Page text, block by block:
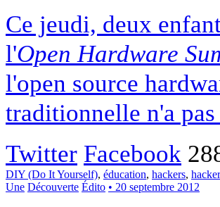
Ce jeudi, deux
l'Open Hardware
l'open source
traditionnelle n'a
Twitter Facebook
DIY (Do It Yourself), éducation, hackers,
Une Découverte Édito • 20 septembre 2012